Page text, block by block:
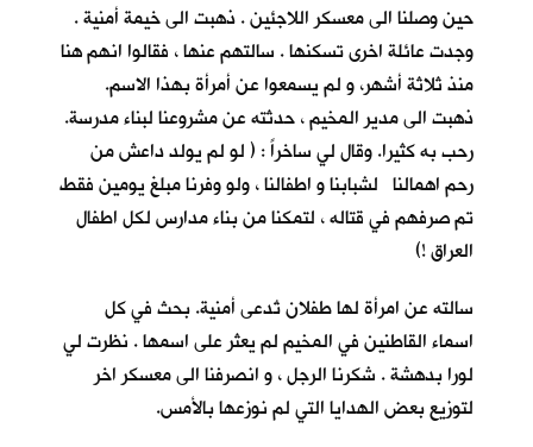
حين وصلنا الى معسكر اللاجئين . ذهبت الى خيمة أمنية .
وجدت عائلة اخرى تسكنها . سالتهم عنها ، فقالوا انهم هنا
منذ ثلاثة أشهر، و لم يسمعوا عن أمرأة بهذا الاسم.
ذهبت الى مدير المخيم ، حدثته عن مشروعنا لبناء مدرسة.
رحب به كثيرا. وقال لي ساخراً : ( لو لم يولد داعش من
رحم اهمالنا لشبابنا و اطفالنا ، ولو وفرنا مبلغ يومين فقط
تم صرفهم في قتاله ، لتمكنا من بناء مدارس لكل اطفال
العراق !)
سالته عن امرأة لها طفلان تُدعى أمنية. بحث في كل
اسماء القاطنين في المخيم لم يعثر على اسمها . نظرت لي
لورا بدهشة . شكرنا الرجل ، و انصرفنا الى معسكر اخر
لتوزيع بعض الهدايا التي لم نوزعها بالأمس.